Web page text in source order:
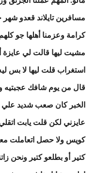
مسافرين تايلاند قعدو
كرامة وعزمنا أهلها جو
مشيت ليها قالت لي عايزة
استغراب قلت ليها لا بس
قال من يوم شافك عجبتيه
الخبر كان صعب شديد علي
عايزني لكن قلت يابت
كويس ولا حصل اتعاملت
كتير أو بطلعو كتير ونحن